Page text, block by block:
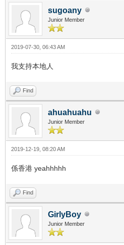
sugoany
Junior Member
2019-07-30, 06:43 AM
我支持本地人
Find
ahuahuahu
Junior Member
2019-12-19, 08:20 AM
係香港 yeahhhhh
Find
GirlyBoy
Junior Member